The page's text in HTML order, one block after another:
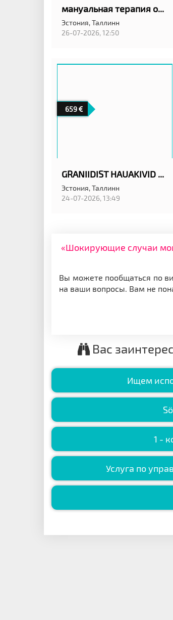
мануальная терапия остеопат
Эстония,Таллинн
26-07-2026, 12:50
659
GRANIIDIST HAUAKIVID TALLINNAS ANUBIS EESTI OÜ
Эстония,Таллинн
24-07-2026, 13:49
«Шокирующие случаи
Вы можете пообщаться по
на ваши вопросы. Вам не
Вас
Ищем
1 -
Услуга по